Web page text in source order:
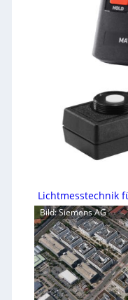
Lichtmesstechnik
Bild: Siemens AG